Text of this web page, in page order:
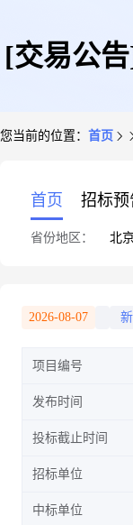
[交易公
您当前的位置： 首页
首页 招标预
省份地区： 北
2026-08-07
项目编号
发布时间
投标截止时间
招标单位
中标单位